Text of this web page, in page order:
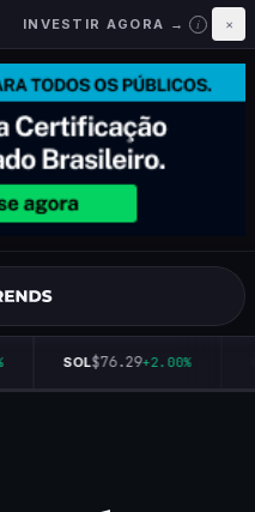
INVESTIR AGORA → i ×
SOL$76.29+2.00%